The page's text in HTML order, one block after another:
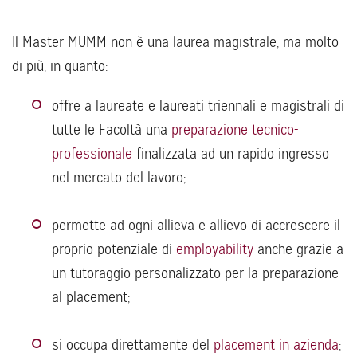
Il Master MUMM non è una laurea magistrale, ma molto
di più, in quanto:
offre a laureate e laureati triennali e magistrali di
tutte le Facoltà una preparazione tecnico-
professionale finalizzata ad un rapido ingresso
nel mercato del lavoro;
permette ad ogni allieva e allievo di accrescere il
proprio potenziale di employability anche grazie a
un tutoraggio personalizzato per la preparazione
al placement;
si occupa direttamente del placement in azienda;